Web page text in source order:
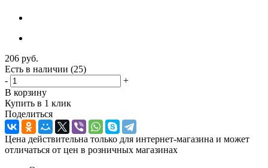
206 руб.
Есть в наличии (25)
-
+
В корзину
Купить в 1 клик
Поделиться
Цена действительна только для интернет-магазина и может
отличаться от цен в розничных магазинах